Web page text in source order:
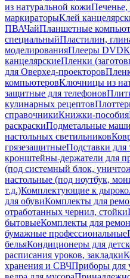
из натуральной кожиПеченье,
маркираторыКлей
ПВАЧайПланшетные
специальныйПластилин,
моделированияПлееры DVD
канцелярскиеПленки
для Оверхед-проекторов
компьютеровКлючницы из
защитные для телефонов
кулинарных рецептов
справочникиКнижки-пособия
раскраскиПодметальные
настольных светильников
грязезащитныеПодставки для
кронштейны-держатели для
(под системный блок,
настольные (под ноутбук,
т.д.)Комплектующие к
для обувиКомплекты для
отработанных чернил, стойки
бытовыеКомплекты для
бумажные профессиональные
бельяКондиционеры для
расписания уроков, закладки
хранения и СВЧПриборы для